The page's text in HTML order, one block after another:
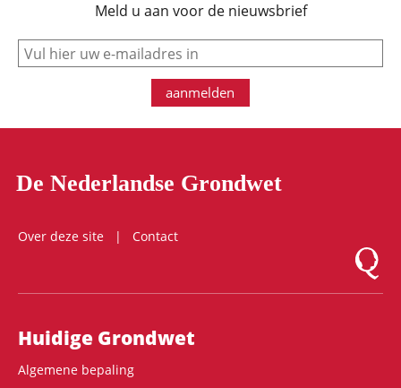
Meld u aan voor de nieuwsbrief
e-mail
aanmelden
De Nederlandse Grondwet
Over deze site
Contact
Logo
Hoofdnavigatie
Huidige Grondwet
Algemene bepaling